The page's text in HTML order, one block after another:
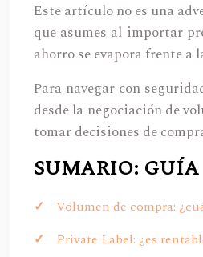
Este artículo no es una
que asumes al importar
ahorro se evapora frente
Para navegar con
desde la negociación de
tomar decisiones de
SUMARIO:
Volumen de compra:
Private Label: ¿es